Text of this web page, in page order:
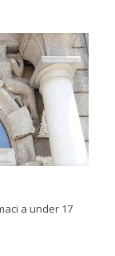
a under 17